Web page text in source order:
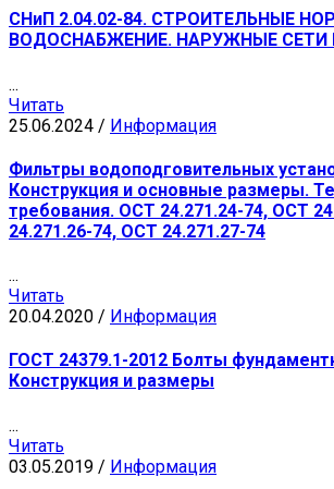
СНиП 2.04.02-84. СТРОИТЕЛЬНЫЕ
ВОДОСНАБЖЕНИЕ. НАРУЖНЫЕ СЕТИ
...
Читать
25.06.2024 / Информация
Фильтры водоподговительных
Конструкция и основные размеры.
требования. ОСТ 24.271.24-74, ОСТ
24.271.26-74, ОСТ 24.271.27-74
...
Читать
20.04.2020 / Информация
ГОСТ 24379.1-2012 Болты
Конструкция и размеры
...
Читать
03.05.2019 / Информация